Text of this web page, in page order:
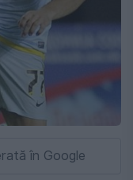
în Google